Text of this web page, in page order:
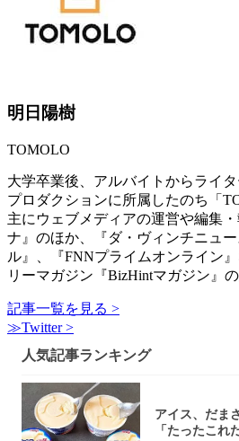
明日陽樹
TOMOLO
大学卒業後、アルバイトからライ
プロダクションに所属したのち「
主にウェブメディアの運営や編集
ナ』のほか、『ダ・ヴィンチニュ
ル』、『FNNプライムオンライン
リーマガジン『BizHintマガジン』
記事一覧を見る >
≫Twitter >
人気記事ランキング
アイス、だま
「たったこれ